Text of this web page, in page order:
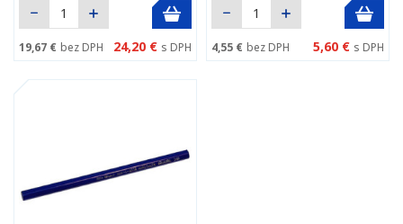
19,67 € bez DPH 24,20 € s DPH 4,55 € bez DPH 5,60 € s DPH